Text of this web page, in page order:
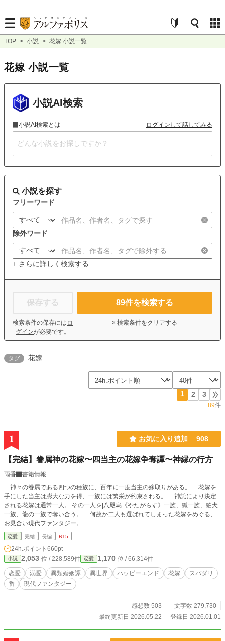
TOP > 小説 > 花嫁 小説一覧
花嫁 小説一覧
小説AI検索
小説AI検索とは ログインして話してみる
小説を探す
フリーワード
除外ワード
+ さらに詳しく検索する
保存する
検索条件の保存には ロ
グインが必要です。
89件を検索する
× 検索条件をクリアする
タグ 花嫁
1 2 3
89件
1 お気に入り追加 908
【完結】眷属神の花嫁〜四当主の花嫁争奪譚〜神縁の行方
雨香
書籍情報
神々の眷属である四つの種族に、百年に一度当主の嫁取りがある。 花嫁を
手にした当主は膨大な力を得、一族には繁栄が約束される。 神託により決定
される花嫁は通常一人。 その一人を|八咫烏《やたがらす》一族、狐一族、狛犬
一族、龍の一族で奪い合う。 何故か二人も選ばれてしまった花嫁をめぐる、
お見合い現代ファンタジー。
恋愛 完結 長編 R15
24h.ポイント 660pt
小説 2,053 位 / 228,589件 恋愛 1,170 位 / 66,314件
恋愛 溺愛 異類婚姻譚 異世界 ハッピーエンド 花嫁
スパダリ
番
現代ファンタジー
感想数 503
文字数 279,730
最終更新日 2026.05.22
登録日 2026.01.01